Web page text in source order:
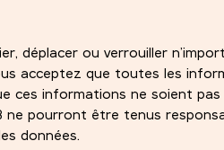
déplacer ou verrouiller
acceptez que toutes les
ces informations ne soient pas
ne pourront être tenus
données.